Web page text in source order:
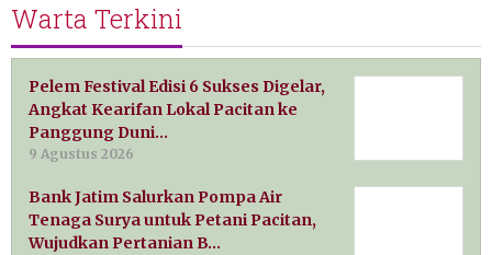
Warta Terkini
Pelem Festival Edisi 6 Sukses Digelar,
Angkat Kearifan Lokal Pacitan ke
Panggung Duni…
9 Agustus 2026
Bank Jatim Salurkan Pompa Air
Tenaga Surya untuk Petani Pacitan,
Wujudkan Pertanian B…